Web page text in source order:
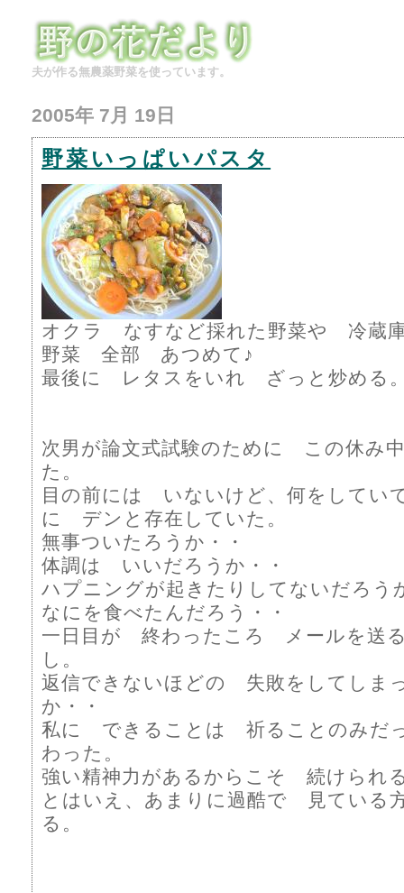
夫が作る無農薬野菜を使っています。
2005年 7月 19日
野菜いっぱいパスタ
オクラ なすなど採れた野菜や 冷蔵
野菜 全部 あつめて♪
最後に レタスをいれ ざっと炒める
次男が論文式試験のために この休み
た。
目の前には いないけど、何をしてい
に デンと存在していた。
無事ついたろうか・・
体調は いいだろうか・・
ハプニングが起きたりしてないだろう
なにを食べたんだろう・・
一日目が 終わったころ メールを送
し。
返信できないほどの 失敗をしてしま
か・・
私に できることは 祈ることのみだ
わった。
強い精神力があるからこそ 続けられ
とはいえ、あまりに過酷で 見ている
る。